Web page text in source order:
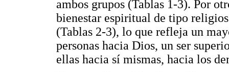
ambos grupos (Tablas 1-3). Por
bienestar espiritual de tipo
(Tablas 2-3), lo que refleja un
personas hacia Dios, un ser
ellas hacia sí mismas, hacia los